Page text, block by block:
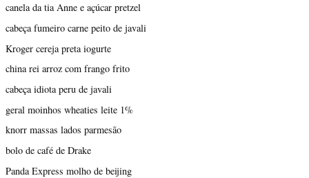
canela da tia Anne e açúcar pretzel
cabeça fumeiro carne peito de javali
Kroger cereja preta iogurte
china rei arroz com frango frito
cabeça idiota peru de javali
geral moinhos wheaties leite 1%
knorr massas lados parmesão
bolo de café de Drake
Panda Express molho de beijing